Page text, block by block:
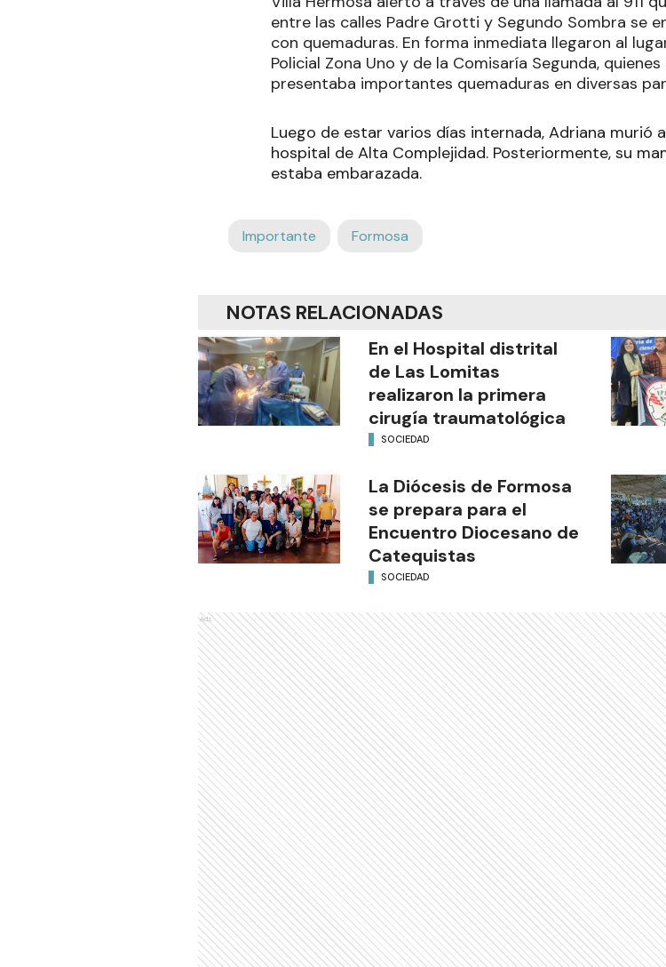
entre las calles Padre Grotti y Segundo Sombra se
con quemaduras. En forma inmediata llegaron al
Policial Zona Uno y de la Comisaría Segunda,
presentaba importantes quemaduras en diversas
Luego de estar varios días internada, Adriana murió
hospital de Alta Complejidad. Posteriormente, su
estaba embarazada.
Importante Formosa
NOTAS RELACIONADAS
En el Hospital distrital
de Las Lomitas
realizaron la primera
cirugía traumatológica
SOCIEDAD
La Diócesis de Formosa
se prepara para el
Encuentro Diocesano de
Catequistas
SOCIEDAD
Ads